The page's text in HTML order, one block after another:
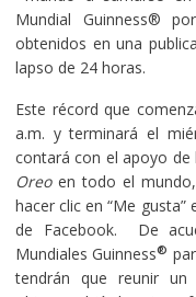
Mundial Guinness®
obtenidos en una
lapso de 24 horas.
Este récord que
a.m. y terminará el
contará con el apoyo
Oreoen todo el mundo,
hacer clic en “Me
de Facebook. De
Mundiales Guinness®
tendrán que reunir un